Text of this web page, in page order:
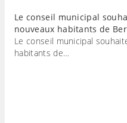
Le conseil municipal
nouveaux habitants de
Le conseil municipal
habitants de…